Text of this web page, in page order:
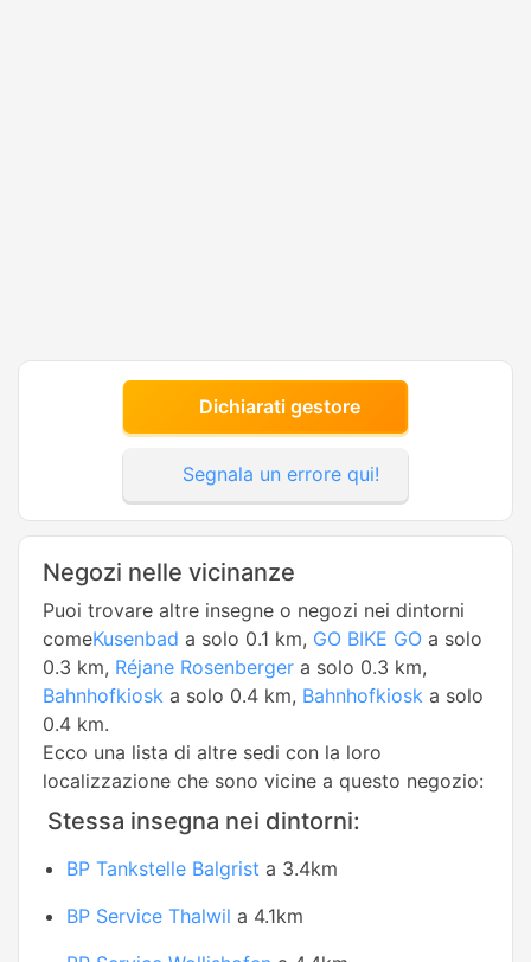
Dichiarati gestore
Segnala un errore qui!
Negozi nelle vicinanze
Puoi trovare altre insegne o negozi nei dintorni
comeKusenbad a solo 0.1 km, GO BIKE GO a solo
0.3 km, Réjane Rosenberger a solo 0.3 km,
Bahnhofkiosk a solo 0.4 km, Bahnhofkiosk a solo
0.4 km.
Ecco una lista di altre sedi con la loro
localizzazione che sono vicine a questo negozio:
Stessa insegna nei dintorni:
BP Tankstelle Balgrist a 3.4km
BP Service Thalwil a 4.1km